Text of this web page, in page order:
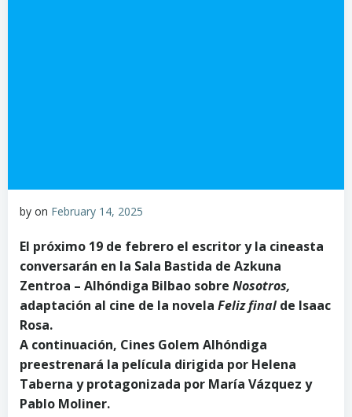
by on February 14, 2025
El próximo 19 de febrero el escritor y la cineasta
conversarán en la Sala Bastida de Azkuna
Zentroa – Alhóndiga Bilbao sobre Nosotros,
adaptación al cine de la novela Feliz final de Isaac
Rosa.
A continuación, Cines Golem Alhóndiga
preestrenará la película dirigida por Helena
Taberna y protagonizada por María Vázquez y
Pablo Moliner.